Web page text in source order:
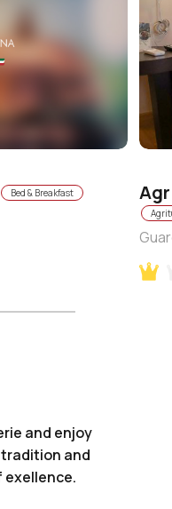
Bed & Breakfast
and enjoy
and